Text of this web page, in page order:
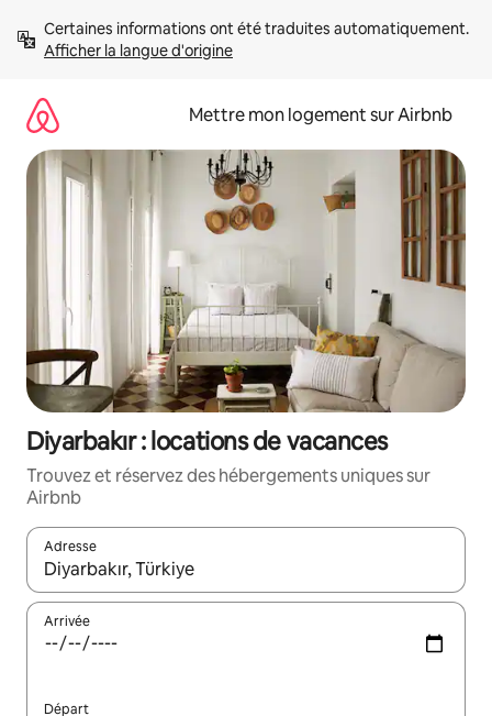
directement
Afficher la langue d'origine
Mettre mon logement sur Airbnb
Diyarbakır : locations de vacances
Trouvez et réservez des hébergements uniques sur
Airbnb
Adresse
Lorsque les résultats s'affichent, utilisez les flèches vers le
Arrivée
Départ